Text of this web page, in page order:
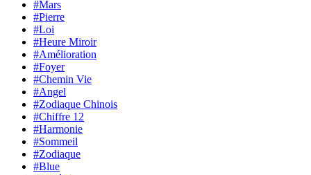
#Mars
#Pierre
#Loi
#Heure Miroir
#Amélioration
#Foyer
#Chemin Vie
#Angel
#Zodiaque Chinois
#Chiffre 12
#Harmonie
#Sommeil
#Zodiaque
#Blue